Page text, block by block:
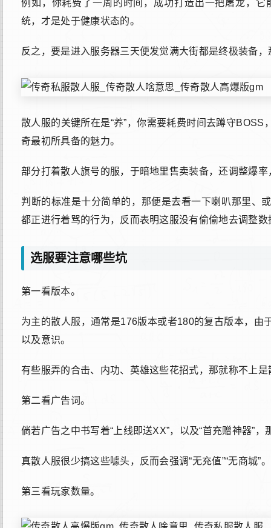
例如，你耗费了一周的时间，成功打造出一把屠龙，
统，才是处于健康状态的。
反之，要是进入服务器三天便发觉满大街都是终极装备
散人服的关键所在是“养”，你需要耗费时间去蹲守
奇最初所具备的魅力。
部分打着散人旗号的服，于暗地里售卖装备，还调整爆
判断的标准是十分简单的，那便是去看一下喇叭那里、
都正进行着骂的行为，反而表明这服没有偷偷地去调整数
选服要注意哪些坑
第一看版本。
为主的散人服，通常是176版本或者180的复古版本，
以及意识。
有些服弄的合击、内功、英雄这些花招式，那就称不上
第二看广告词。
倘若广告之中书写着“上线即送XX”，以及“首充赠神器”
真散人服很少搞这些噱头，反而会强调“无充值”“无商城”。
第三看玩家数量。